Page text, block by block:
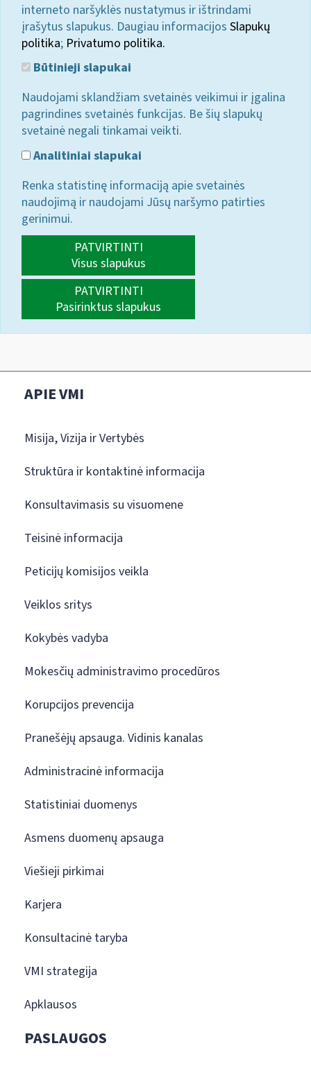
interneto naršyklės nustatymus ir ištrindami
įrašytus slapukus. Daugiau informacijos Slapukų
politika; Privatumo politika.
Būtinieji slapukai
Naudojami sklandžiam svetainės veikimui ir įgalina
pagrindines svetainės funkcijas. Be šių slapukų
svetainė negali tinkamai veikti.
Analitiniai slapukai
Renka statistinę informaciją apie svetainės
naudojimą ir naudojami Jūsų naršymo patirties
gerinimui.
PATVIRTINTI
Visus slapukus
PATVIRTINTI
Pasirinktus slapukus
APIE VMI
Misija, Vizija ir Vertybės
Struktūra ir kontaktinė informacija
Konsultavimasis su visuomene
Teisinė informacija
Peticijų komisijos veikla
Veiklos sritys
Kokybės vadyba
Mokesčių administravimo procedūros
Korupcijos prevencija
Pranešėjų apsauga. Vidinis kanalas
Administracinė informacija
Statistiniai duomenys
Asmens duomenų apsauga
Viešieji pirkimai
Karjera
Konsultacinė taryba
VMI strategija
Apklausos
PASLAUGOS